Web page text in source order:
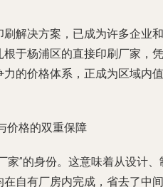
解决方案，已成为许多企业和
于杨浦区的直接印刷厂家，凭
的价格体系，正成为区域内值
价格的双重保障
家”的身份。这意味着从设计、
自有厂房内完成，省去了中间